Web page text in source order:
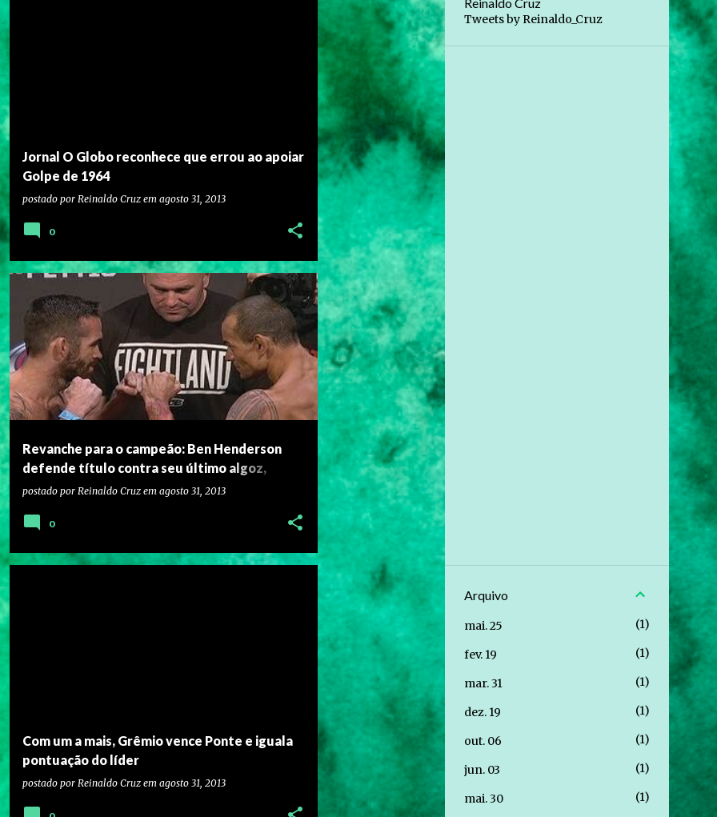
Jornal O Globo reconhece que errou ao apoiar
Golpe de 1964
postado por Reinaldo Cruz em agosto 31, 2013
0
Revanche para o campeão: Ben Henderson
defende título contra seu último algoz,
Anthony Pettis
postado por Reinaldo Cruz em agosto 31, 2013
0
Com um a mais, Grêmio vence Ponte e iguala
pontuação do líder
postado por Reinaldo Cruz em agosto 31, 2013
Tweets by Reinaldo_Cruz
Arquivo
mai. 25 1
fev. 19 1
mar. 31 1
dez. 19 1
out. 06 1
jun. 03 1
mai. 30 1